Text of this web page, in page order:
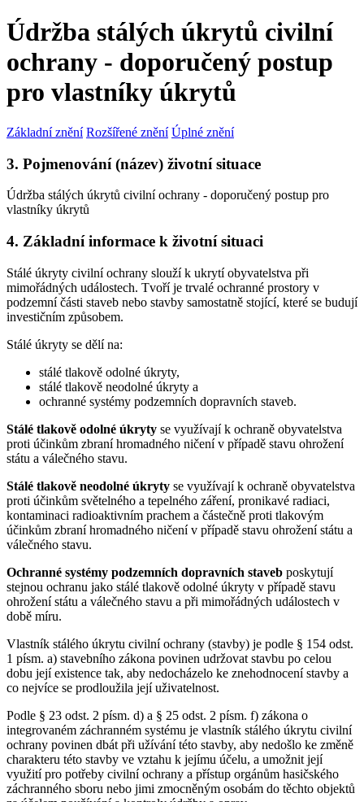
Údržba stálých úkrytů civilní
ochrany - doporučený postup
pro vlastníky úkrytů
Základní znění Rozšířené znění Úplné znění
3. Pojmenování (název) životní situace
Údržba stálých úkrytů civilní ochrany - doporučený postup pro
vlastníky úkrytů
4. Základní informace k životní situaci
Stálé úkryty civilní ochrany slouží k ukrytí obyvatelstva při
mimořádných událostech. Tvoří je trvalé ochranné prostory v
podzemní části staveb nebo stavby samostatně stojící, které se budují
investičním způsobem.
Stálé úkryty se dělí na:
stálé tlakově odolné úkryty,
stálé tlakově neodolné úkryty a
ochranné systémy podzemních dopravních staveb.
Stálé tlakově odolné úkryty se využívají k ochraně obyvatelstva
proti účinkům zbraní hromadného ničení v případě stavu ohrožení
státu a válečného stavu.
Stálé tlakově neodolné úkryty se využívají k ochraně obyvatelstva
proti účinkům světelného a tepelného záření, pronikavé radiaci,
kontaminaci radioaktivním prachem a částečně proti tlakovým
účinkům zbraní hromadného ničení v případě stavu ohrožení státu a
válečného stavu.
Ochranné systémy podzemních dopravních staveb poskytují
stejnou ochranu jako stálé tlakově odolné úkryty v případě stavu
ohrožení státu a válečného stavu a při mimořádných událostech v
době míru.
Vlastník stálého úkrytu civilní ochrany (stavby) je podle § 154 odst.
1 písm. a) stavebního zákona povinen udržovat stavbu po celou
dobu její existence tak, aby nedocházelo ke znehodnocení stavby a
co nejvíce se prodloužila její uživatelnost.
Podle § 23 odst. 2 písm. d) a § 25 odst. 2 písm. f) zákona o
integrovaném záchranném systému je vlastník stálého úkrytu civilní
ochrany povinen dbát při užívání této stavby, aby nedošlo ke změně
charakteru této stavby ve vztahu k jejímu účelu, a umožnit její
využití pro potřeby civilní ochrany a přístup orgánům hasičského
záchranného sboru nebo jimi zmocněným osobám do těchto objektů